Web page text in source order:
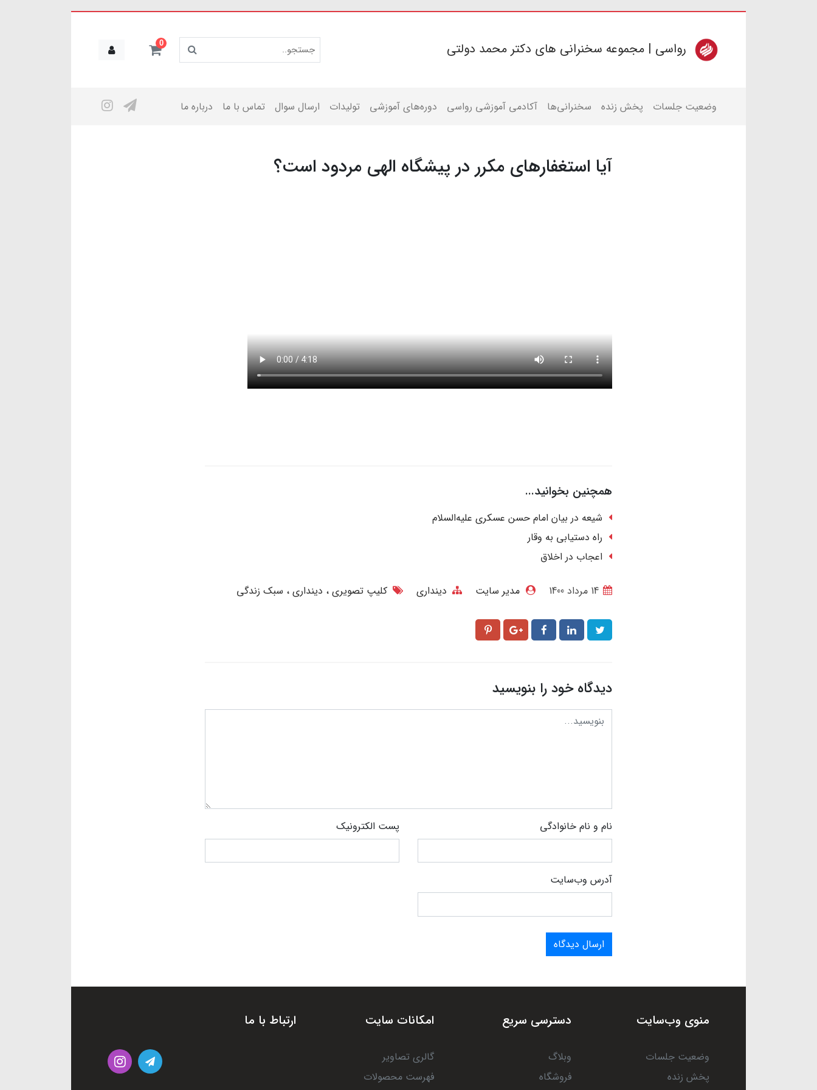
رواسی | مجموعه سخنرانی های دکتر محمد دولتی 0
وضعیت جلسات پخش زنده سخنرانی‌ها آکادمی آموزشی رواسی دوره‌های آموزشی تولیدات ارسال سوال تماس با ما درباره ما
آیا استغفارهای مکرر در پیشگاه الهی مردود است؟
همچنین بخوانید...
شیعه در بیان امام حسن عسکری علیه‌السلام
راه دستیابی به وقار
اعجاب در اخلاق
مدیر سایت دینداری کلیپ تصویری دینداری سبک زندگی
دیدگاه خود را بنویسید
نام و نام خانوادگی پست الکترونیک
آدرس وب‌سایت
ارسال دیدگاه
منوی وب‌سایت
وضعیت جلسات
پخش زنده
دسترسی سریع
وبلاگ
فروشگاه
امکانات سایت
گالری تصاویر
فهرست محصولات
ارتباط با ما